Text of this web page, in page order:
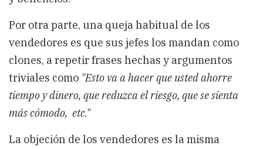
Por otra parte, una queja habitual de los
vendedores es que sus jefes los mandan como
clones, a repetir frases hechas y argumentos
triviales como "Esto va a hacer que usted ahorre
tiempo y dinero, que reduzca el riesgo, que se sienta
más cómodo, etc."
La objeción de los vendedores es la misma